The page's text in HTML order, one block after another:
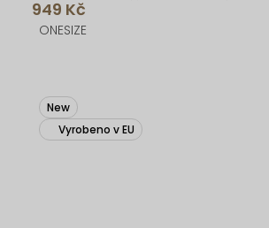
949 Kč
ONESIZE
New
Vyrobeno v EU